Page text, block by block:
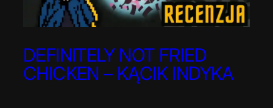
DEFINITELY NOT FRIED
CHICKEN – KĄCIK INDYKA